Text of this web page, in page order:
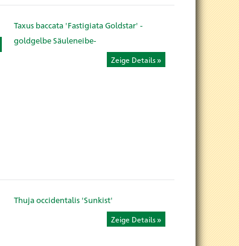
Taxus baccata 'Fastigiata Goldstar' -
goldgelbe Säuleneibe-
Zeige Details
Thuja occidentalis 'Sunkist'
Zeige Details